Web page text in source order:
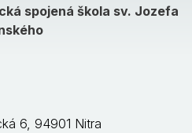
spojená škola sv. Jozefa
6, 94901 Nitra